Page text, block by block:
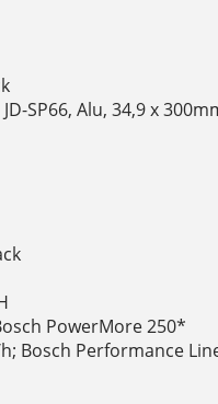
SP66, Alu, 34,9 x
PowerMore 250*
Bosch Performance